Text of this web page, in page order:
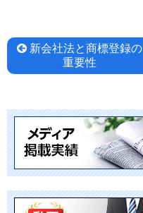
投
ナ
ゲ
新会社法と商標登録の
重要性